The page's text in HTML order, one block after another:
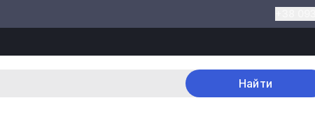
Найти